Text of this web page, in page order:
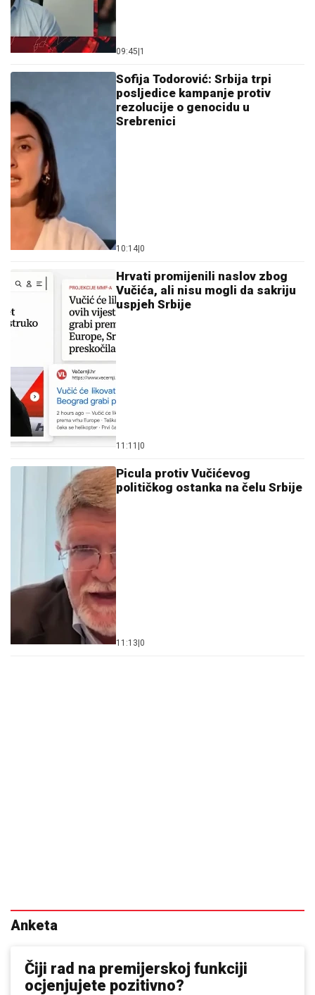
09:45|1
Sofija Todorović: Srbija trpi
posljedice kampanje protiv
rezolucije o genocidu u
Srebrenici
10:14|0
Hrvati promijenili naslov zbog
Vučića, ali nisu mogli da sakriju
uspjeh Srbije
11:11 |0
Picula protiv Vučićevog
političkog ostanka na čelu Srbije
11:13|0
Anketa
Čiji rad na premijerskoj funkciji
ocjenjujete pozitivno?